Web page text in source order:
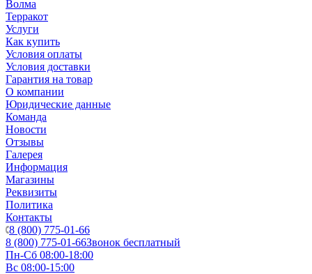
Волма
Терракот
Услуги
Как купить
Условия оплаты
Условия доставки
Гарантия на товар
О компании
Юридические данные
Команда
Новости
Отзывы
Галерея
Информация
Магазины
Реквизиты
Политика
Контакты
8 (800) 775-01-66
8 (800) 775-01-66Звонок бесплатный
Пн-Сб 08:00-18:00
Вс 08:00-15:00